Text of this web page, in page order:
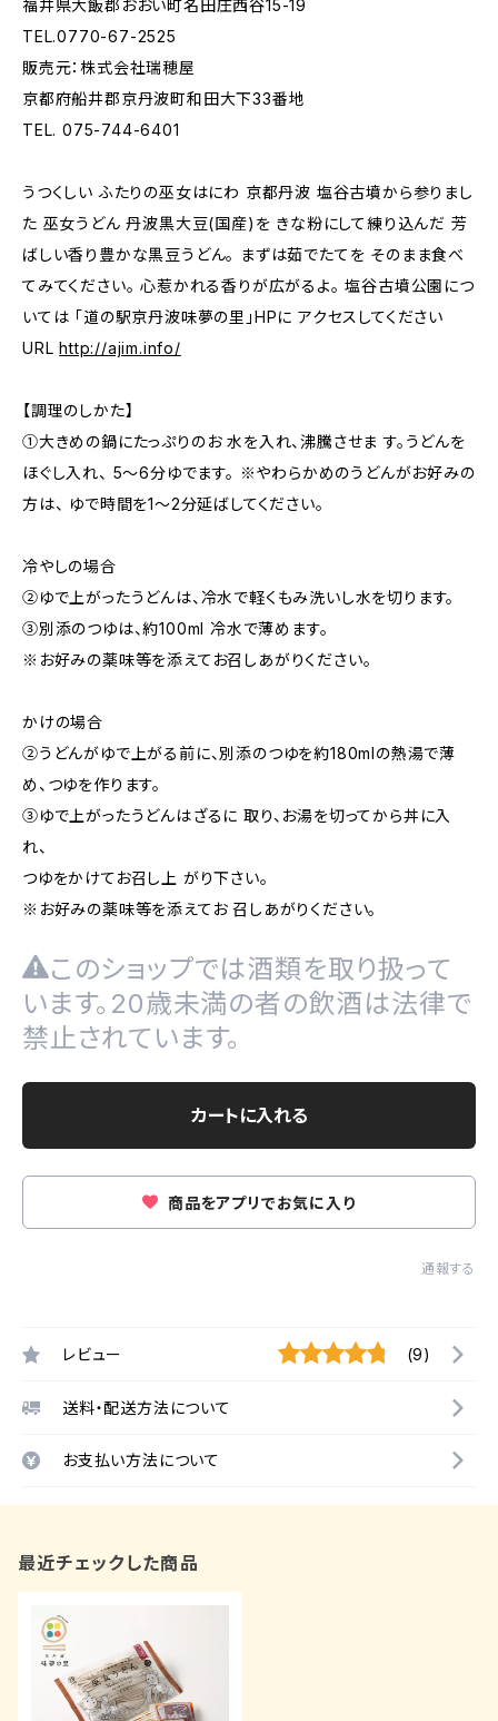
福井県大飯郡おおい町名田庄西谷15-19
TEL.0770-67-2525
販売元：株式会社瑞穂屋
京都府船井郡京丹波町和田大下33番地
TEL. 075-744-6401
うつくしい ふたりの巫女はにわ 京都丹波 塩谷古墳から参りまし
た 巫女うどん 丹波黒大豆(国産)を きな粉にして練り込んだ 芳
ばしい香り豊かな黒豆うどん。 まずは茹でたてを そのまま食べ
てみてください。 心惹かれる香りが広がるよ。 塩谷古墳公園につ
いては 「道の駅京丹波味夢の里」HPに アクセスしてください
URLhttp://ajim.info/
【調理のしかた】
①大きめの鍋にたっぷりのお 水を入れ、沸騰させま す。うどんを
ほぐし入れ、 5〜6分ゆでます。 ※やわらかめのうどんがお好みの
方は、 ゆで時間を1〜2分延ばしてください。
冷やしの場合
②ゆで上がったうどんは、冷水で軽くもみ洗いし水を切ります。
③別添のつゆは、約100ml 冷水で薄めます。
※お好みの薬味等を添えてお召しあがりください。
かけの場合
②うどんがゆで上がる前に、別添のつゆを約180mlの熱湯で薄
め、つゆを作ります。
③ゆで上がったうどんはざるに 取り、お湯を切ってから丼に入
れ、
つゆをかけてお召し上 がり下さい。
※お好みの薬味等を添えてお 召しあがりください。
このショップでは酒類を取り扱って
います。20歳未満の者の飲酒は法律で
禁止されています。
カートに入れる
商品をアプリでお気に入り
通報する
レビュー (9)
送料・配送方法について
お支払い方法について
最近チェックした商品